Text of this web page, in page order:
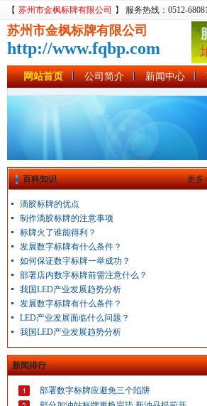
【 苏州市金枫标牌有限公司 】 服务热线：0512-
苏州市金枫标牌有限公司
http://www.fqbp.com
网站首页 公司简介 新闻中心
百科知识 更多
滴胶标牌的优点
制作滴胶标牌的注意事项
标牌火了谁能得利？
发展数字标牌有什么条件？
如何保证数字标牌一举成功？
部署店内数字标牌前需注意什么？
我国LED产业发展趋势分析
发展数字标牌有什么条件？
LED产业发展面临什么问题？
我国LED产业发展趋势分析
新闻排行
部署数字标牌应避免三个陷阱